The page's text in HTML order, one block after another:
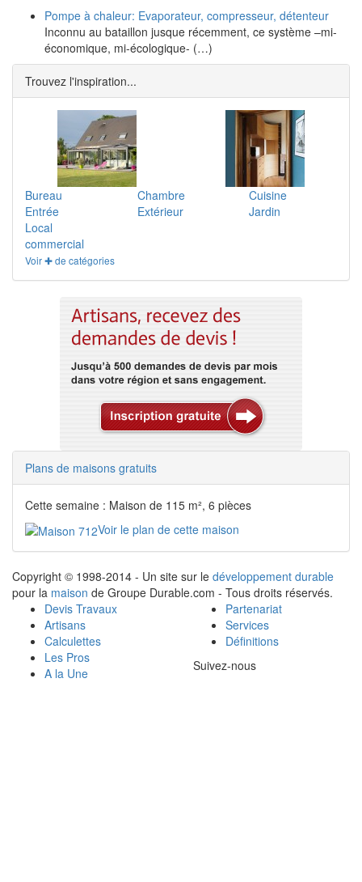
Pompe à chaleur: Evaporateur, compresseur, détenteur
Inconnu au bataillon jusque récemment, ce système –mi-
économique, mi-écologique- (…)
Trouvez l'inspiration...
Bureau Chambre
Cuisine
Entrée
Extérieur
Jardin
Local
commercial
Voir ✚ de catégories
Plans de maisons gratuits
Cette semaine : Maison de 115 m², 6 pièces
Voir le plan de cette maison
Copyright © 1998-2014 - Un site sur le développement durable
pour la maison de Groupe Durable.com - Tous droits réservés.
Devis Travaux
Artisans
Calculettes
Les Pros
A la Une
Partenariat
Services
Définitions
Suivez-nous